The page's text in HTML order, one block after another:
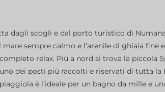
dagli scogli e dal porto turistico di
sempre calmo e l'arenile di ghiaia fine
relax. Più a nord si trova la piccola
dei posti più raccolti e riservati di tutta la
è l'ideale per un bagno da mille e